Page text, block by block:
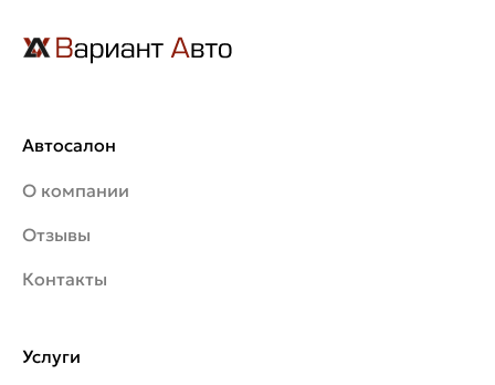
Срок кредитования до 7 лет для
комфортного ежемесячного
Автосалон
О компании
Отзывы
Контакты
Услуги